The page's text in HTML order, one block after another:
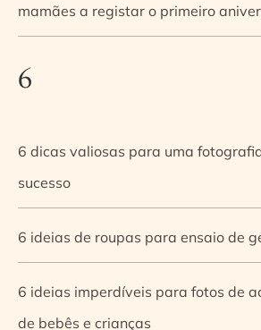
mamães a registar o primeiro
6
6 dicas valiosas para uma
sucesso
6 ideias de roupas para ensaio de
6 ideias imperdíveis para fotos de
de bebês e crianças